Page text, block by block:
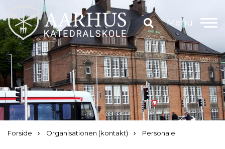
Menu
Forside Organisationen (kontakt) Personale